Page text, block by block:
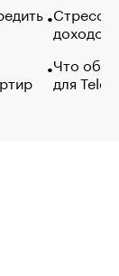
Стресс
доходов
Что
для